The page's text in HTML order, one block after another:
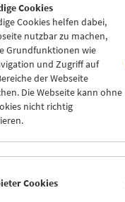
Di 17.3.
Mi 18.3.
Do 19.3.
Sa 21.3.
Cookies
Cookies helfen dabei,
nutzbar zu machen,
Grundfunktionen wie
und Zugriff auf
der Webseite
Die Webseite kann ohne
nicht richtig
Cookies